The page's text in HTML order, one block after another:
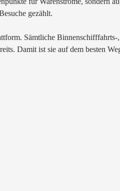
gezählt.
Sämtliche
Damit ist sie auf dem besten